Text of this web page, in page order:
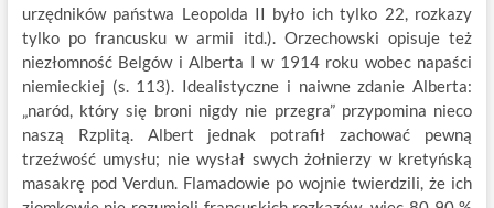
urzędników państwa Leopolda II było ich tylko 22, rozkazy
tylko po francusku w armii itd.). Orzechowski opisuje też
niezłomność Belgów i Alberta I w 1914 roku wobec napaści
niemieckiej (s. 113). Idealistyczne i naiwne zdanie Alberta:
„naród, który się broni nigdy nie przegra” przypomina nieco
naszą Rzplitą. Albert jednak potrafił zachować pewną
trzeźwość umysłu; nie wysłał swych żołnierzy w kretyńską
masakrę pod Verdun. Flamadowie po wojnie twierdzili, że ich